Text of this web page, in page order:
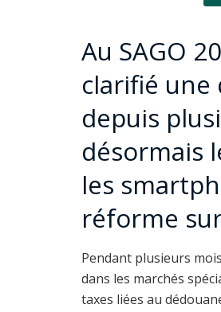
Au SAGO
clarifié une
depuis
désormais
les
réforme
Pendant plusieurs
dans les marchés
taxes liées au